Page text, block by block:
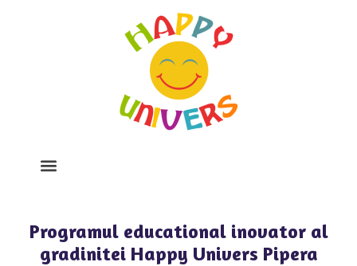
Programul educational inovator al
gradinitei Happy Univers Pipera